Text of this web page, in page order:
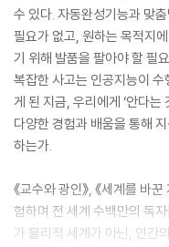
수 있다. 자동완성기능과 맞
필요가 없고, 원하는 목적지
기 위해 발품을 팔아야 할 필
복잡한 사고는 인공지능이
게 된 지금, 우리에게 ‘안다는
다양한 경험과 배움을 통해
하는가.
《교수와 광인》, 《세계를 바
험하며 전 세계 수백만의 독
가 물리적 세계가 아닌, 인간